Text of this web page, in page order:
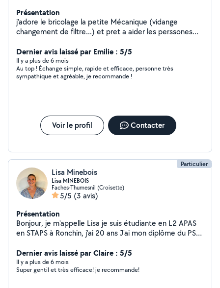
Présentation
j'adore le bricolage la petite Mécanique (vidange
changement de filtre...) et pret a aider les perssones
Dernier avis laissé par Emilie : 5/5
Il y a plus de 6 mois
Au top ! Échange simple, rapide et efficace, personne très
sympathique et agréable, je recommande !
Voir le profil Contacter
Particulier
Lisa Minebois
Lisa MINEBOIS
Faches-Thumesnil (Croisette)
5/5 (3 avis)
Présentation
Bonjour, je m'appelle Lisa je suis étudiante en L2 APAS
en STAPS à Ronchin, j'ai 20 ans J'ai mon diplôme du PSE1
BNSSA. J'adore les enfants et j'ai déjà fait plusieurs
babysitting. Je suis titulaire du permis B et véhiculé, je
peux donc aller vous chercher pour vous emmener
Dernier avis laissé par Claire : 5/5
Il y a plus de 6 mois
Super gentil et très efficace! je recommande!